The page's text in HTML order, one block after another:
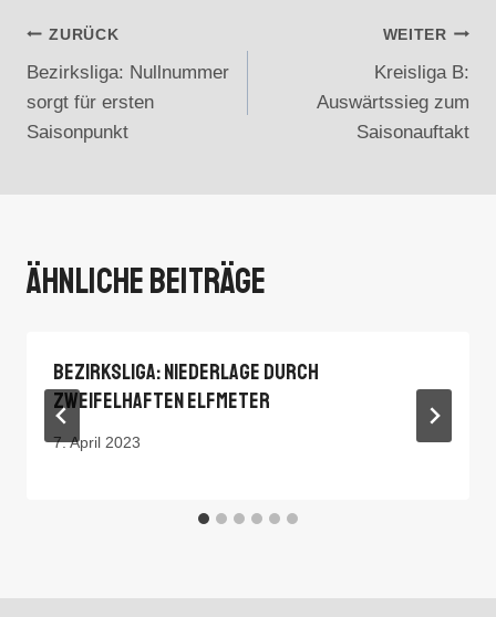
Beitragsnavigation
ZURÜCK
Bezirksliga: Nullnummer
sorgt für ersten
Saisonpunkt
WEITER
Kreisliga B:
Auswärtssieg zum
Saisonauftakt
Ähnliche Beiträge
Bezirksliga: Niederlage Durch
Zweifelhaften Elfmeter
7. April 2023